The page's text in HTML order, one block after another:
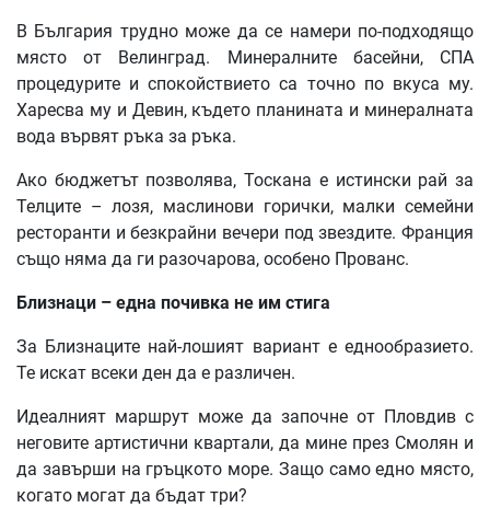
В България трудно може да се намери по-подходящо
място от Велинград. Минералните басейни, СПА
процедурите и спокойствието са точно по вкуса му.
Харесва му и Девин, където планината и минералната
вода вървят ръка за ръка.
Ако бюджетът позволява, Тоскана е истински рай за
Телците – лозя, маслинови горички, малки семейни
ресторанти и безкрайни вечери под звездите. Франция
също няма да ги разочарова, особено Прованс.
Близнаци – една почивка не им стига
За Близнаците най-лошият вариант е еднообразието.
Те искат всеки ден да е различен.
Идеалният маршрут може да започне от Пловдив с
неговите артистични квартали, да мине през Смолян и
да завърши на гръцкото море. Защо само едно място,
когато могат да бъдат три?